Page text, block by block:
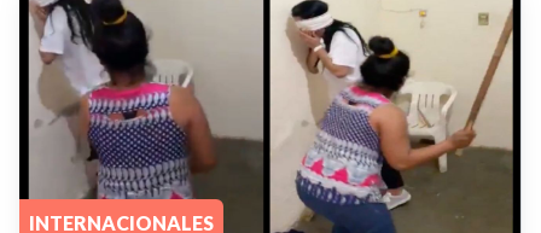
INTERNACIONALES